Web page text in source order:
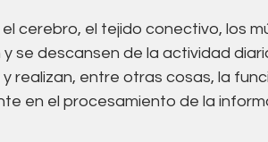
cerebro, el tejido conectivo, los
se descansen de la actividad
realizan, entre otras cosas, la
en el procesamiento de la